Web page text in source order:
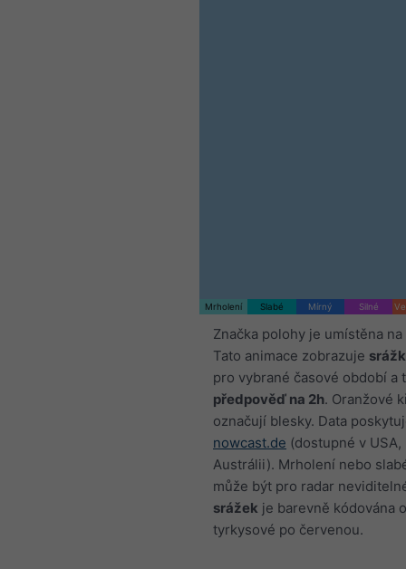
Mrholení Slabé Mírný Silné
Značka polohy je umístěna
Tato animace zobrazuje
pro vybrané časové období a
předpověď na 2h. Oranžové
označují blesky. Data
nowcast.de (dostupné v USA,
Austrálii). Mrholení nebo
může být pro radar
srážek je barevně kódována
tyrkysové po červenou.